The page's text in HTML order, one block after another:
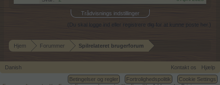
Trådvisnings indstillinger
(Du skal logge ind eller registrere dig for at kunne poste her.)
Hjem Forummer Spilrelateret brugerforum
Danish Kontakt os
Hjælp
Betingelser og regler
Fortrolighedspolitik
Cookie Settings